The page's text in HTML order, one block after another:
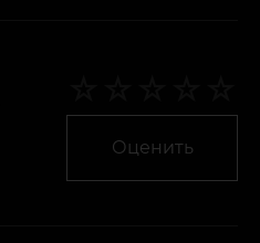
Оценить